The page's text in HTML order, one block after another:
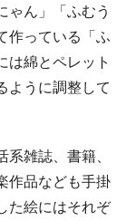
ゃん」「ふむう
作っている「ふ
は綿とペレット
ように調整して
雑誌、書籍、
作品なども手掛
た絵にはそれぞ